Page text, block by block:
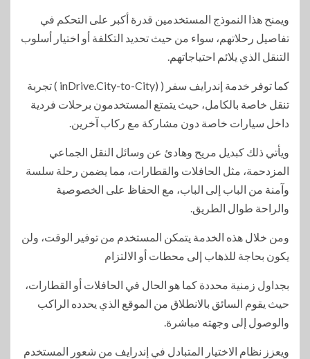
ويمنح هذا النموذج المستخدمين قدرة أكبر على التحكم في
تفاصيل رحلاتهم، سواء من حيث تحديد التكلفة أو اختيار أسلوب
التنقل الذي يلائم احتياجاتهم.
كما توفر خدمة إندرايف سفر ( (inDrive.City-to-City ) تجربة
تنقل خاصة بالكامل، حيث يتمتع المستخدمون برحلات فردية
داخل سيارات خاصة دون مشاركة مع ركاب آخرين.
ويأتي ذلك كبديل مريح وهادئ عن وسائل النقل الجماعي
المزدحمة، مثل الحافلات والقطارات، مما يضمن رحلة سلسة
وآمنة من الباب إلى الباب، مع الحفاظ على الخصوصية
والراحة طوال الطريق.
ومن خلال هذه الخدمة يتمكن المستخدم من توفير الوقت، ولن
يكون بحاجة للذهاب إلى محطات أو الالتزام
بجداول زمنية محددة كما هو الحال في الحافلات أو القطارات،
حيث يقوم السائق بالانطلاق من الموقع الذي يحدده الراكب
والوصول إلى وجهته مباشرة.
ويعزز نظام الاختيار المتبادل في إندرايف من شعور المستخدم